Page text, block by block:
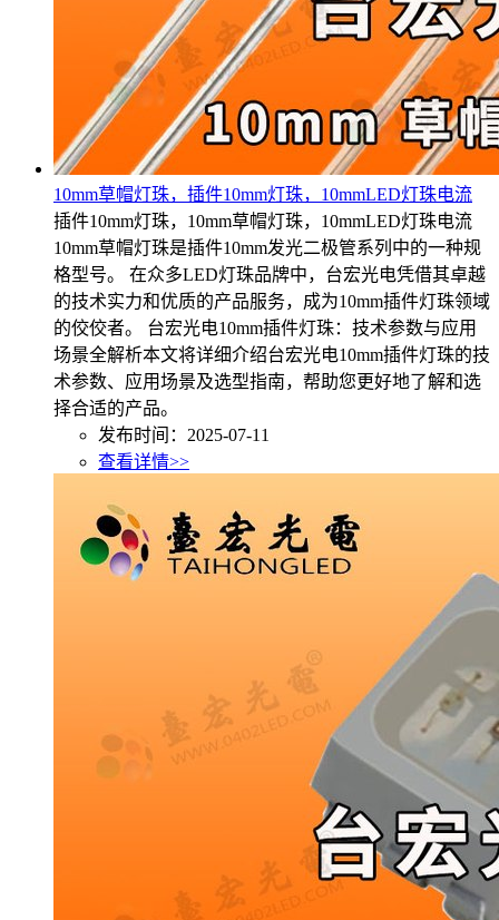
10mm草帽灯珠，插件10mm灯珠，10mmLED灯珠电流
插件10mm灯珠，10mm草帽灯珠，10mmLED灯珠电流
10mm草帽灯珠是插件10mm发光二极管系列中的一种规
格型号。 在众多LED灯珠品牌中，台宏光电凭借其卓越
的技术实力和优质的产品服务，成为10mm插件灯珠领域
的佼佼者。 台宏光电10mm插件灯珠：技术参数与应用
场景全解析本文将详细介绍台宏光电10mm插件灯珠的技
术参数、应用场景及选型指南，帮助您更好地了解和选
择合适的产品。
发布时间：2025-07-11
查看详情>>